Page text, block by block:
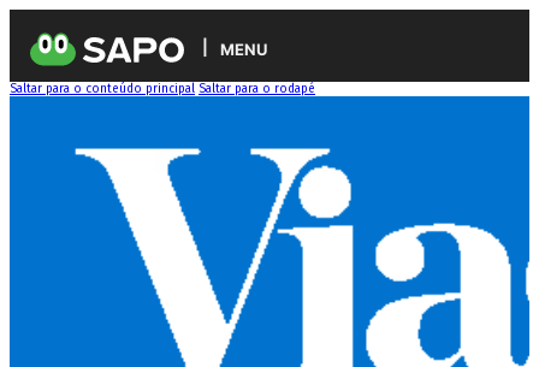
MENU
Saltar para o conteúdo principal Saltar para o rodapé